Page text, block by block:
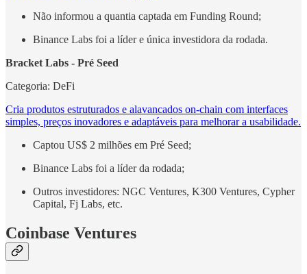
Não informou a quantia captada em Funding Round;
Binance Labs foi a líder e única investidora da rodada.
Bracket Labs - Pré Seed
Categoria: DeFi
Cria produtos estruturados e alavancados on-chain com interfaces
simples, preços inovadores e adaptáveis ​​para melhorar a usabilidade.
Captou US$ 2 milhões em Pré Seed;
Binance Labs foi a líder da rodada;
Outros investidores: NGC Ventures, K300 Ventures, Cypher
Capital, Fj Labs, etc.
Coinbase Ventures